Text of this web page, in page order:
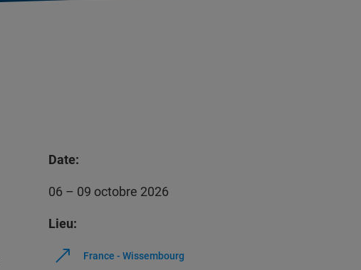
Date:
06 – 09 octobre 2026
Lieu:
France - Wissembourg